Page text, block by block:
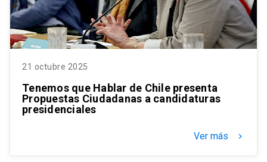
21 octubre 2025
Tenemos que Hablar de Chile presenta
Propuestas Ciudadanas a candidaturas
presidenciales
Ver más keyboard_arrow_right